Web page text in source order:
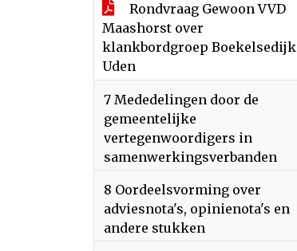
Rondvraag Gewoon VVD
Maashorst over
klankbordgroep Boekelsedijk
Uden
7 Mededelingen door de
gemeentelijke
vertegenwoordigers in
samenwerkingsverbanden
8 Oordeelsvorming over
adviesnota's, opinienota's en
andere stukken